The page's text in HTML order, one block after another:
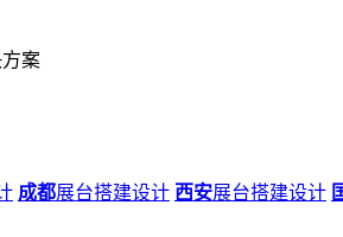
案
成都展台搭建设计 西安展台搭建设计